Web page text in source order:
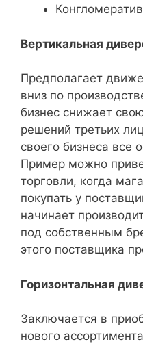
Вертикальная
Предполагает
вниз по
бизнес снижает
решений третьих
своего бизнеса все
Пример можно
торговли, когда
покупать у
начинает
под собственным
этого поставщика
Горизонтальная
Заключается в
нового